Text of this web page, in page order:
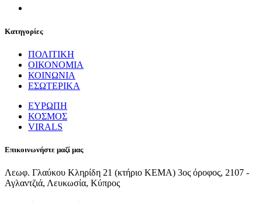
Κατηγορίες
ΠΟΛΙΤΙΚΗ
ΟΙΚΟΝΟΜΙΑ
ΚΟΙΝΩΝΙΑ
ΕΣΩΤΕΡΙΚΑ
ΕΥΡΩΠΗ
ΚΟΣΜΟΣ
VIRALS
Επικοινωνήστε μαζί μας
Λεωφ. Γλαύκου Κληρίδη 21 (κτήριο ΚΕΜΑ) 3ος όροφος, 2107 -
Αγλαντζιά, Λευκωσία, Κύπρος